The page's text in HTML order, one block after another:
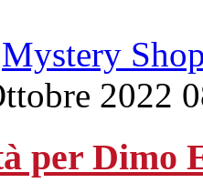
Mystery
2022
per Dimo